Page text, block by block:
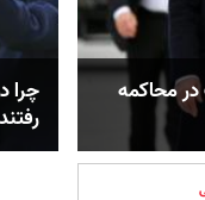
محاکمه
چرا